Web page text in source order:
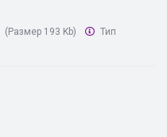
(Размер 193 Kb)
Тип